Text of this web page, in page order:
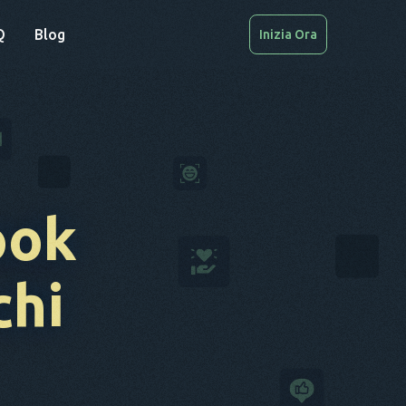
Blog Inizia Ora